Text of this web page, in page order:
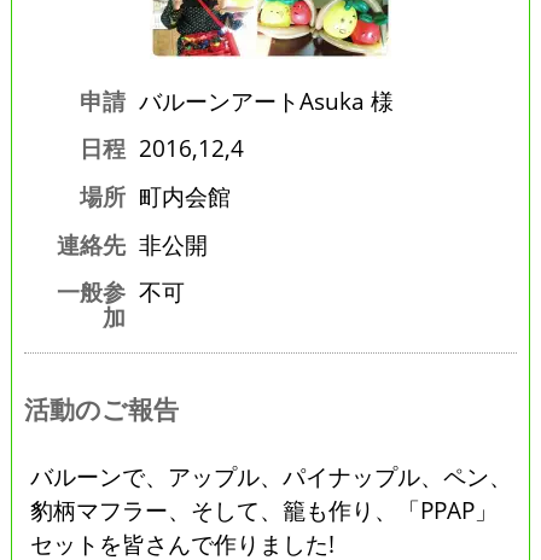
申請 バルーンアートAsuka 様
日程 2016,12,4
場所 町内会館
連絡先 非公開
一般参
加
不可
活動のご報告
バルーンで、アップル、パイナップル、ペン、
豹柄マフラー、そして、籠も作り、「PPAP」
セットを皆さんで作りました!